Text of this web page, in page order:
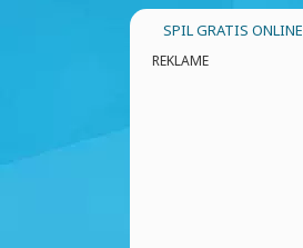
SPIL GRATIS ONLINE
REKLAME